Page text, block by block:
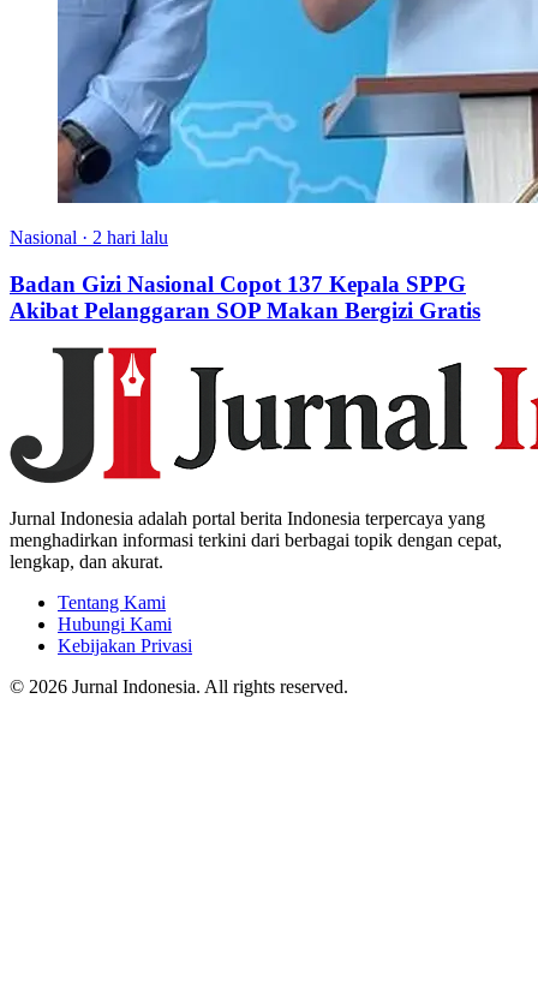
Nasional · 2 hari lalu
Badan Gizi Nasional Copot 137 Kepala SPPG
Akibat Pelanggaran SOP Makan Bergizi Gratis
Jurnal Indonesia adalah portal berita Indonesia terpercaya yang
menghadirkan informasi terkini dari berbagai topik dengan cepat,
lengkap, dan akurat.
Tentang Kami
Hubungi Kami
Kebijakan Privasi
© 2026 Jurnal Indonesia. All rights reserved.